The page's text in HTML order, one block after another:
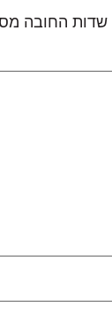
שדות החובה